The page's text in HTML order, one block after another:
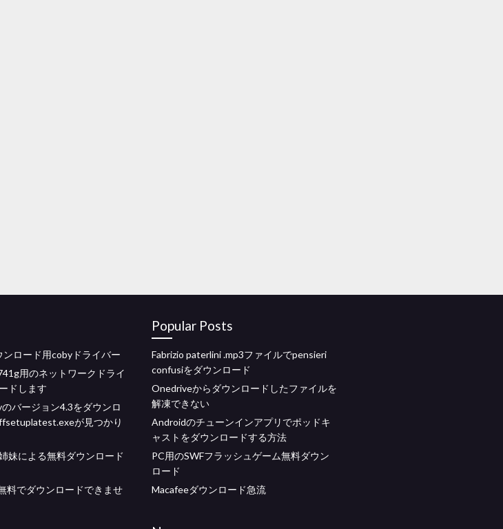
ロード用cobyドライバー
用のネットワークドライ
ドします
バージョン4.3をダウンロ
が見つかり
妹による無料ダウンロード
料でダウンロードできませ
Popular Posts
Fabrizio paterlini .mp3ファイルでpensieri
confusiをダウンロード
Onedriveからダウンロードしたファイルを
解凍できない
Androidのチューンインアプリでポッドキ
ャストをダウンロードする方法
PC用のSWFフラッシュゲーム無料ダウン
ロード
Macafeeダウンロード急流